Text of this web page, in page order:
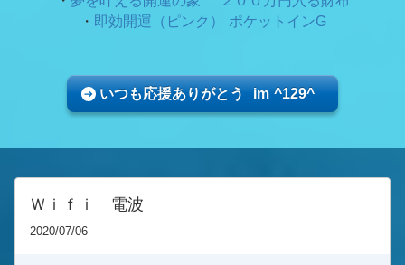
・ 即効開運（ピンク） ポケットインG
いつも応援ありがとう im ^129^
Ｗｉｆｉ 電波
2020/07/06